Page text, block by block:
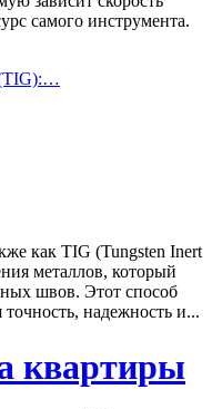
самого инструмента.
(TIG):…
как TIG (Tungsten Inert
металлов, который
швов. Этот способ
точность, надежность и...
квартиры